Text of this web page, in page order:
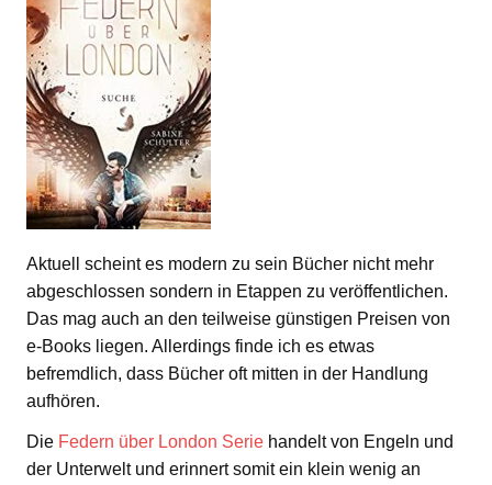
Aktuell scheint es modern zu sein Bücher nicht mehr
abgeschlossen sondern in Etappen zu veröffentlichen.
Das mag auch an den teilweise günstigen Preisen von
e-Books liegen. Allerdings finde ich es etwas
befremdlich, dass Bücher oft mitten in der Handlung
aufhören.
Die Federn über London Serie handelt von Engeln und
der Unterwelt und erinnert somit ein klein wenig an